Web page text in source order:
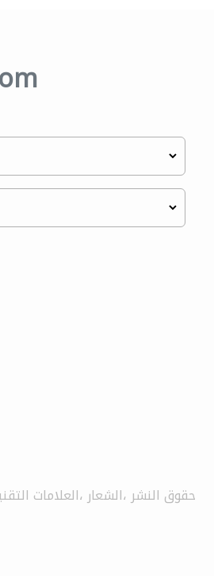
حقوق النشر ،الشعار ،العلامات